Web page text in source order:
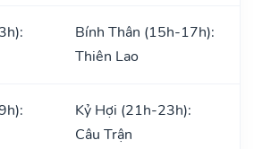
Bính Thân (15h-17h):
Thiên Lao
Kỷ Hợi (21h-23h):
Câu Trận